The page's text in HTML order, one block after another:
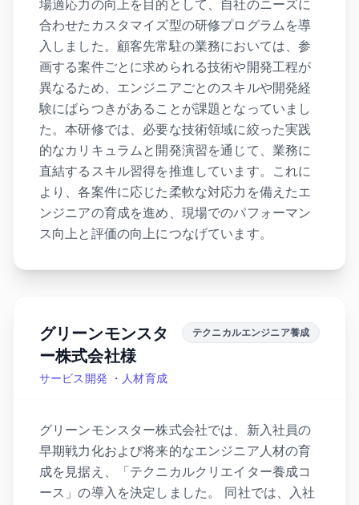
場適応力の向上を目的として、自社のニーズに
合わせたカスタマイズ型の研修プログラムを導
入しました。顧客先常駐の業務においては、参
画する案件ごとに求められる技術や開発工程が
異なるため、エンジニアごとのスキルや開発経
験にばらつきがあることが課題となっていまし
た。本研修では、必要な技術領域に絞った実践
的なカリキュラムと開発演習を通じて、業務に
直結するスキル習得を推進しています。これに
より、各案件に応じた柔軟な対応力を備えたエ
ンジニアの育成を進め、現場でのパフォーマン
ス向上と評価の向上につなげています。
グリーンモンスタ
ー株式会社様
サービス開発 ・人材育成
テクニカルエンジニア養成
グリーンモンスター株式会社では、新入社員の
早期戦力化および将来的なエンジニア人材の育
成を見据え、「テクニカルクリエイター養成コ
ース」の導入を決定しました。 同社では、入社